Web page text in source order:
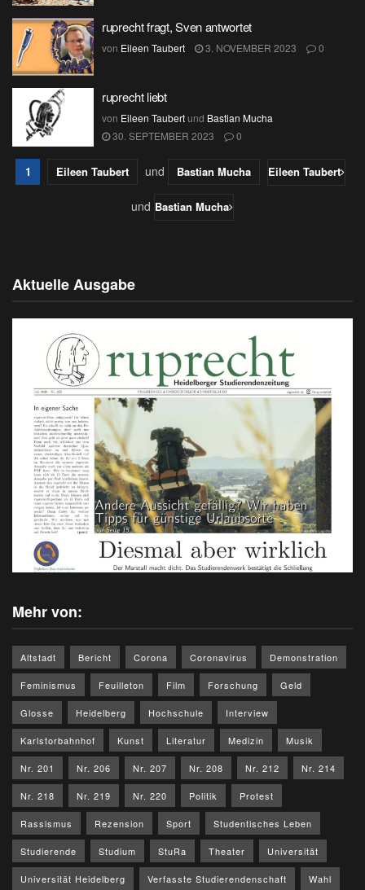
ruprecht fragt, Sven antwortet
von Eileen Taubert 3. NOVEMBER 2023 0
ruprecht liebt
von Eileen Taubertund Bastian Mucha
30. SEPTEMBER 2023
0
1 Eileen Taubert und Bastian Mucha Eileen Taubert
und Bastian Mucha
Aktuelle Ausgabe
Mehr von:
Altstadt Bericht Corona Coronavirus Demonstration
Feminismus Feuilleton Film Forschung Geld
Glosse Heidelberg Hochschule Interview
Karlstorbahnhof Kunst Literatur Medizin Musik
Nr. 201 Nr. 206 Nr. 207 Nr. 208 Nr. 212 Nr. 214
Nr. 218 Nr. 219 Nr. 220 Politik Protest
Rassismus Rezension Sport Studentisches Leben
Studierende Studium StuRa Theater Universität
Universität Heidelberg Verfasste Studierendenschaft Wahl